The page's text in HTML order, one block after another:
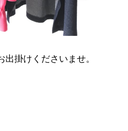
掛けくださいませ。